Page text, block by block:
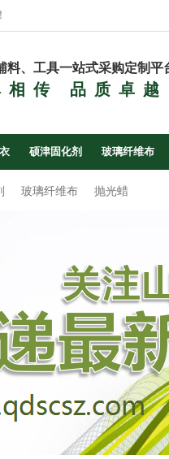
料、工具一站式采购定制平
传 品质卓越
硕津固化剂 玻璃纤维布
玻璃纤维布 抛光蜡